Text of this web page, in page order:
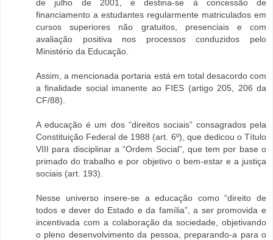
de julho de 2001, e destina-se à concessão de
financiamento a estudantes regularmente matriculados em
cursos superiores não gratuitos, presenciais e com
avaliação positiva nos processos conduzidos pelo
Ministério da Educação.
Assim, a mencionada portaria está em total desacordo com
a finalidade social imanente ao FIES (artigo 205, 206 da
CF/88).
A educação é um dos “direitos sociais” consagrados pela
Constituição Federal de 1988 (art. 6º), que dedicou o Título
VIII para disciplinar a “Ordem Social”, que tem por base o
primado do trabalho e por objetivo o bem-estar e a justiça
sociais (art. 193).
Nesse universo insere-se a educação como “direito de
todos e dever do Estado e da família”, a ser promovida e
incentivada com a colaboração da sociedade, objetivando
o pleno desenvolvimento da pessoa, preparando-a para o